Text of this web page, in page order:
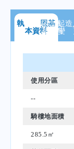
執 照基
本資料
起造人
資 料
起
變
使用分區
--
騎樓地面積
285.5㎡